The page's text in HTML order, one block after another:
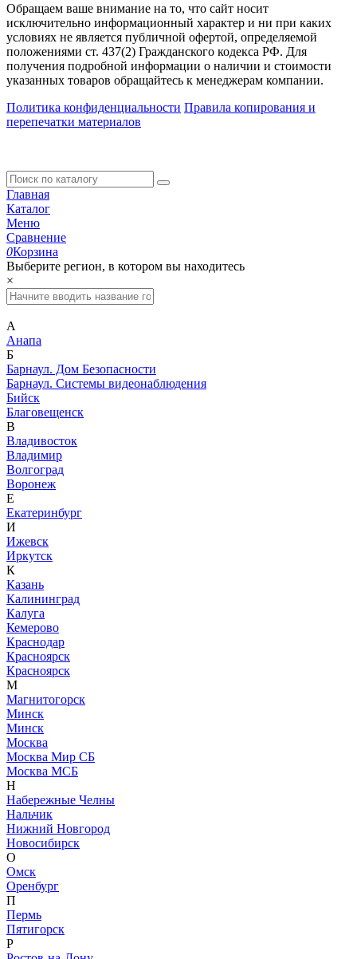
Обращаем ваше внимание на то, что сайт носит
исключительно информационный характер и ни при каких
условиях не является публичной офертой, определяемой
положениями ст. 437(2) Гражданского кодекса РФ. Для
получения подробной информации о наличии и стоимости
указанных товаров обращайтесь к менеджерам компании.
Политика конфиденциальности Правила копирования и
перепечатки материалов
Главная
Каталог
Меню
Сравнение
0Корзина
Выберите регион, в котором вы находитесь
×
А
Анапа
Б
Барнаул. Дом Безопасности
Барнаул. Системы видеонаблюдения
Бийск
Благовещенск
В
Владивосток
Владимир
Волгоград
Воронеж
Е
Екатеринбург
И
Ижевск
Иркутск
К
Казань
Калининград
Калуга
Кемерово
Краснодар
Красноярск
Красноярск
М
Магнитогорск
Минск
Минск
Москва
Москва Мир СБ
Москва МСБ
Н
Набережные Челны
Нальчик
Нижний Новгород
Новосибирск
О
Омск
Оренбург
П
Пермь
Пятигорск
Р